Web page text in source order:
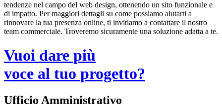
tendenze nel campo del web design, ottenendo un sito funzionale e
di impatto. Per maggiori dettagli su come possiamo aiutarti a
rinnovare la tua presenza online, ti invitiamo a contattare il nostro
team commerciale. Troveremo sicuramente una soluzione adatta a te.
Vuoi dare più
voce al tuo progetto?
Ufficio Amministrativo